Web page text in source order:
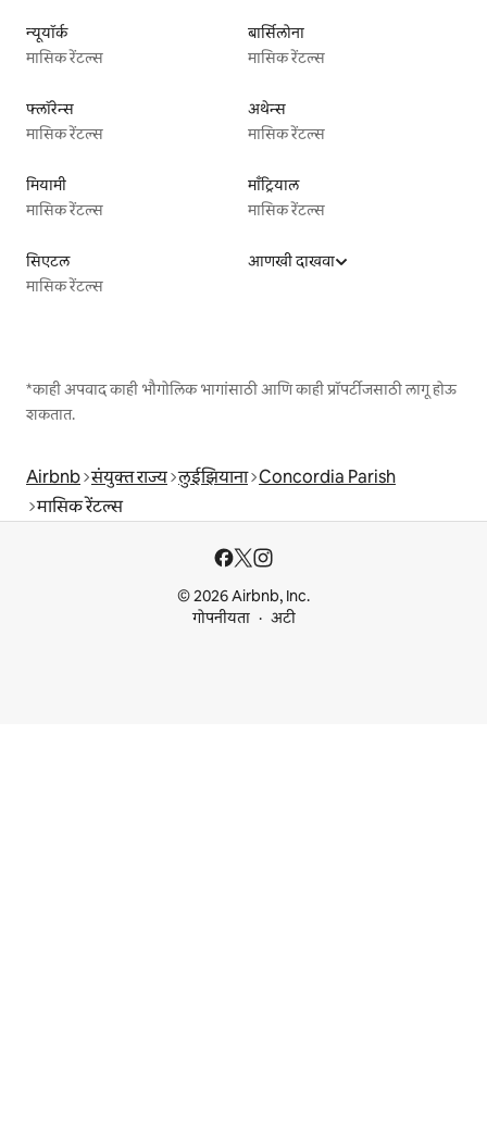
न्यूयॉर्क
मासिक रेंटल्स
बार्सिलोना
मासिक रेंटल्स
फ्लॉरेन्स
मासिक रेंटल्स
अथेन्स
मासिक रेंटल्स
मियामी
मासिक रेंटल्स
माँट्रियाल
मासिक रेंटल्स
सिएटल
मासिक रेंटल्स
आणखी दाखवा
*काही अपवाद काही भौगोलिक भागांसाठी आणि काही प्रॉपर्टीजसाठी लागू होऊ
शकतात.
Airbnb संयुक्त राज्य लुईझियाना Concordia Parish
मासिक रेंटल्स
© 2026 Airbnb, Inc.
गोपनीयता
अटी